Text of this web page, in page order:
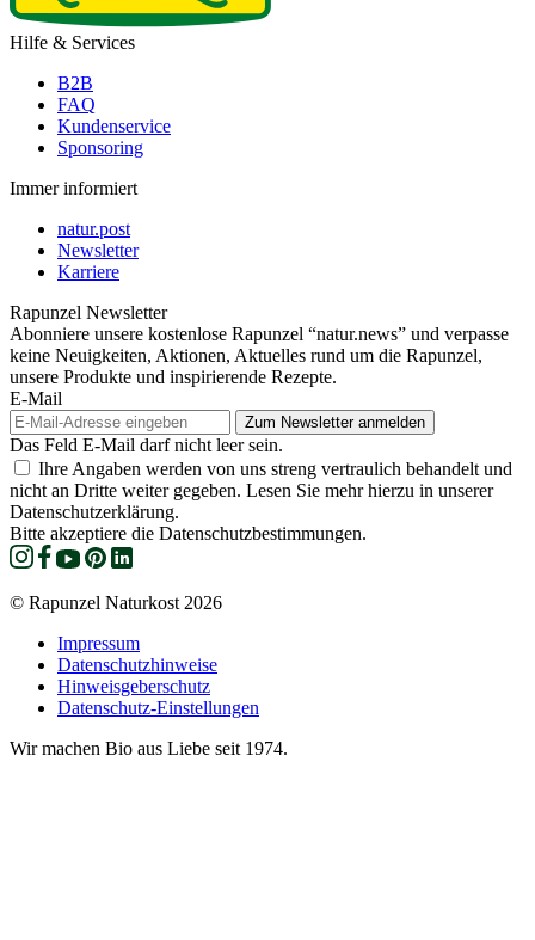
Hilfe & Services
B2B
FAQ
Kundenservice
Sponsoring
Immer informiert
natur.post
Newsletter
Karriere
Rapunzel Newsletter
Abonniere unsere kostenlose Rapunzel “natur.news” und verpasse
keine Neuigkeiten, Aktionen, Aktuelles rund um die Rapunzel,
unsere Produkte und inspirierende Rezepte.
E-Mail
Das Feld E-Mail darf nicht leer sein.
Ihre Angaben werden von uns streng vertraulich behandelt und
nicht an Dritte weiter gegeben. Lesen Sie mehr hierzu in unserer
Datenschutzerklärung.
Bitte akzeptiere die Datenschutzbestimmungen.
© Rapunzel Naturkost 2026
Impressum
Datenschutzhinweise
Hinweisgeberschutz
Datenschutz-Einstellungen
Wir machen Bio aus Liebe seit 1974.